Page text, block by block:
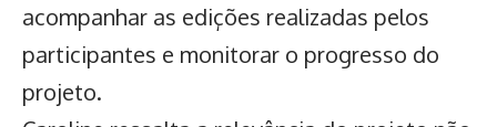
acompanhar as edições realizadas pelos
participantes e monitorar o progresso do
projeto.